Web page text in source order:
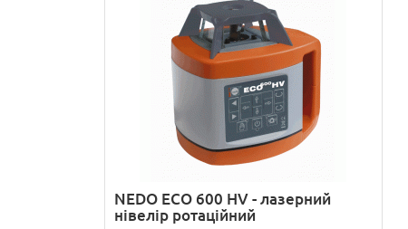
NEDO ECO 600 HV - лазерний
нівелір ротаційний